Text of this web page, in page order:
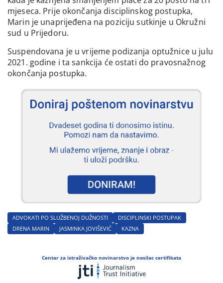
mjeseca. Prije okončanja disciplinskog postupka,
Marin je unaprijeđena na poziciju sutkinje u Okružni
sud u Prijedoru.
Suspendovana je u vrijeme podizanja optužnice u julu
2021. godine i ta sankcija će ostati do pravosnažnog
okončanja postupka.
ADVOKATI PO SLUŽBENOJ DUŽNOSTI
DISCIPLINSKI POSTUPAK
DRENA MARIN
JASMINKA JOVIŠEVIĆ KAZNA
Centar za istraživačko novinarstvo je nosilac certifikata